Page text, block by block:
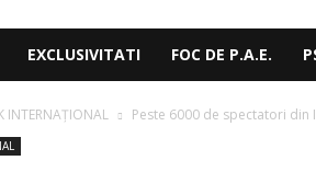
EXCLUSIVITATI FOC DE P.A.E.
INTERNAȚIONAL Peste 6000 de spectatori din